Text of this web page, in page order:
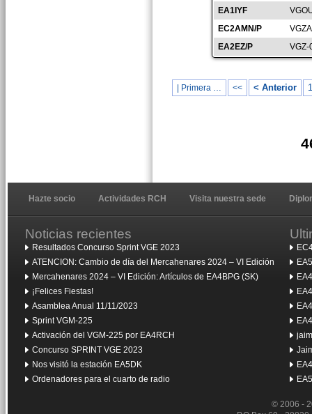
EA1IYF
EC2AMN/P
EA2EZ/P
VGZ-
| Primera … << < Anterior
Hazte socio Actividades RCH Visita nuestra sede
Noticias recientes
Resultados Concurso Sprint VGE 2023
ATENCION: Cambio de día del Mercahenares 2024 – VI Edición
Mercahenares 2024 – VI Edición: Artículos de EA4BPG (SK)
¡Felices Fiestas!
Asamblea Anual 11/11/2023
Sprint VGM-225
Activación del VGM-225 por EA4RCH
Concurso SPRINT VGE 2023
Nos visitó la estación EA5DK
Ordenadores para el cuarto de radio
© 2006 -